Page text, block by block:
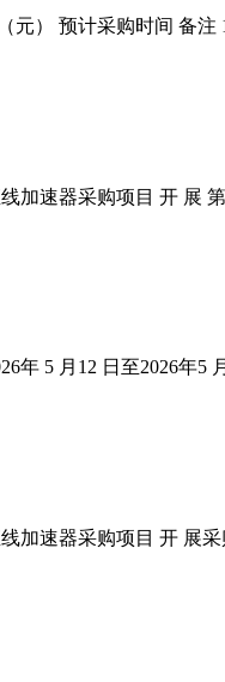
） 预计采购时间 备
速器采购项目 开 展
5 月12 日至2026年
加速器采购项目 开 展